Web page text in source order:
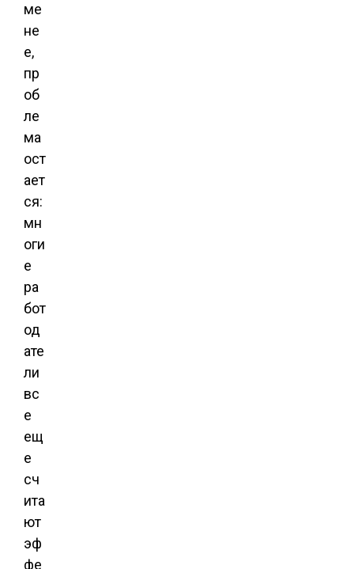
ме
не
е,
пр
об
ле
ма
ост
ает
ся:
мн
оги
е
ра
бот
од
ате
ли
вс
е
ещ
е
сч
ита
ют
эф
фе